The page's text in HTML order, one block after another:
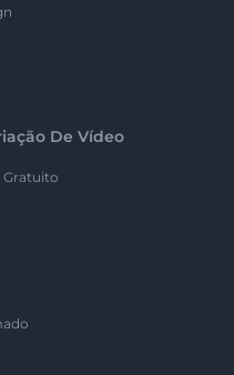
De Vídeo
Gratuito